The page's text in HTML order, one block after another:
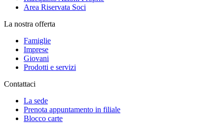
Area Riservata Soci
La nostra offerta
Famiglie
Imprese
Giovani
Prodotti e servizi
Contattaci
La sede
Prenota appuntamento in filiale
Blocco carte